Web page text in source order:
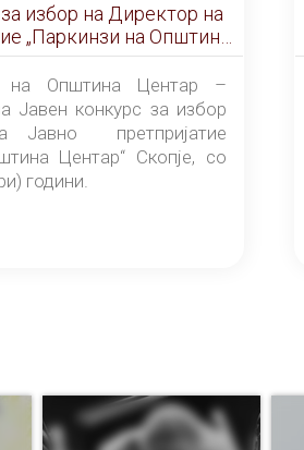
на Општина Центар –
Јавен конкурс за избор
Јавно претпријатие
Центар“ Скопје, со
години.